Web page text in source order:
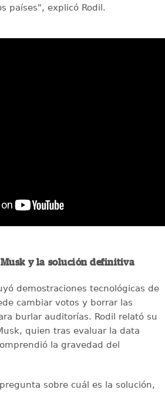
países", explicó Rodil.
y la solución definitiva
demostraciones tecnológicas de
cambiar votos y borrar las
burlar auditorías. Rodil relató su
quien tras evaluar la data
la gravedad del
sobre cuál es la solución,